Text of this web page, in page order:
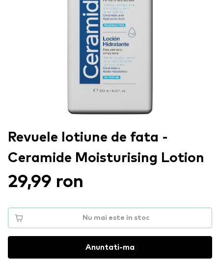
Revuele lotiune de fata -
Ceramide Moisturising Lotion
29,99 ron
Nu mai este in stoc
Anuntati-ma